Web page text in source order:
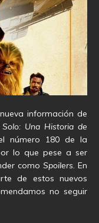
información de
Una Historia de
número 180 de la
lo que pese a ser
como Spoilers. En
de estos nuevos
no seguir